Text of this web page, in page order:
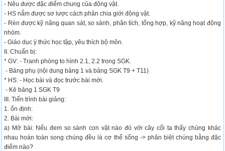
- Nêu được đặc điểm chung của động vật.
- HS nắm được sơ lược cách phân chia giới động vật.
- Rèn được kỹ năng quan sát, so sánh, phân tích, tổng hợp, kỹ năng hoạt động
nhóm.
- Giáo dục ý thức học tập, yêu thích bộ môn.
II. Chuẩn bị:
* GV: - Tranh phóng to hình 2.1, 2.2 trong SGK.
- Bảng phụ (nội dung bảng 1 và bảng SGK T9 + T11)
* HS: - Học bài và đọc trước bài mới.
- Kẻ bảng 1 SGK T9
III. Tiến trình bài giảng:
1. ổn định:
2. Bài mới:
a) Mở bài: Nếu đem so sánh con vật nào đó với cây cối ta thấy chúng khác
nhau hoàn toàn song chúng đều là cơ thể sống -> phân biệt chúng bằng đặc
điểm nào?